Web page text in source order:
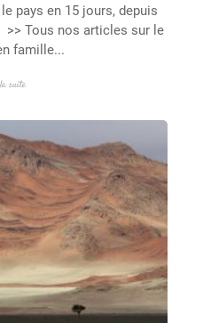
pays en 15 jours, depuis
>> Tous nos articles sur le
famille...
suite